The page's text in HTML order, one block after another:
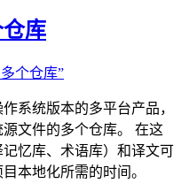
库
个仓库”
系统版本的多平台产品，
文件的多个仓库。 在这
忆库、术语库）和译文可
本地化所需的时间。